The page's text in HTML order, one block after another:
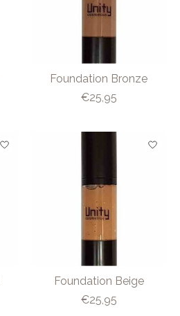
Foundation Bronze
€25,95
Foundation Beige
€25,95